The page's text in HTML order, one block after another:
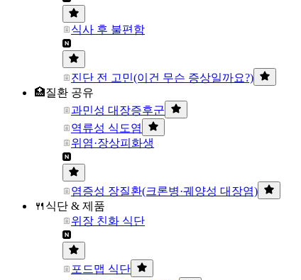
식사 후 불편함
진단 전 고민(이건 무슨 증상일까요?)
🏥질환 공유
과민성 대장증후군
역류성 식도염
위염·장상피화생
염증성 장질환(크론병·궤양성 대장염)
🍴식단 & 제품
위장 친화 식단
포드맵 식단